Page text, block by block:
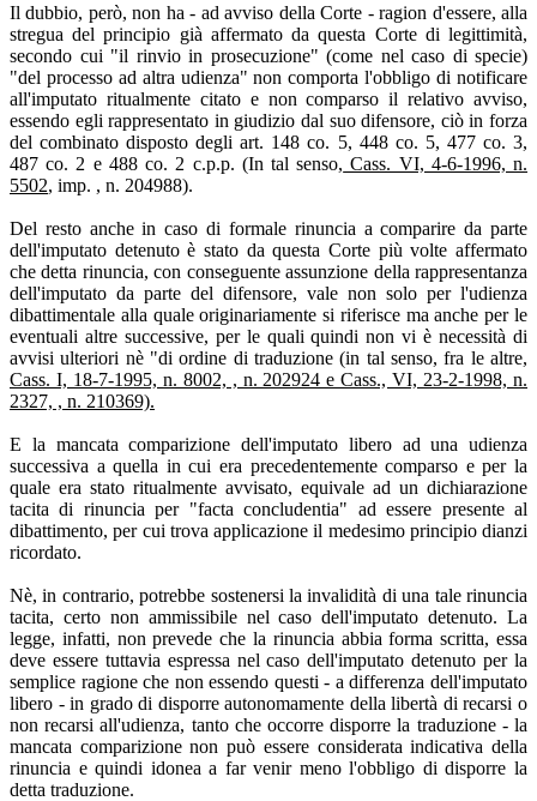
Il dubbio, però, non ha - ad avviso della Corte - ragion d'essere, alla
stregua del principio già affermato da questa Corte di legittimità,
secondo cui "il rinvio in prosecuzione" (come nel caso di specie)
"del processo ad altra udienza" non comporta l'obbligo di notificare
all'imputato ritualmente citato e non comparso il relativo avviso,
essendo egli rappresentato in giudizio dal suo difensore, ciò in forza
del combinato disposto degli art. 148 co. 5, 448 co. 5, 477 co. 3,
487 co. 2 e 488 co. 2 c.p.p. (In tal senso, Cass. VI, 4-6-1996, n.
5502, imp. , n. 204988).
Del resto anche in caso di formale rinuncia a comparire da parte
dell'imputato detenuto è stato da questa Corte più volte affermato
che detta rinuncia, con conseguente assunzione della rappresentanza
dell'imputato da parte del difensore, vale non solo per l'udienza
dibattimentale alla quale originariamente si riferisce ma anche per le
eventuali altre successive, per le quali quindi non vi è necessità di
avvisi ulteriori nè "di ordine di traduzione (in tal senso, fra le altre,
Cass. I, 18-7-1995, n. 8002, , n. 202924 e Cass., VI, 23-2-1998, n.
2327, , n. 210369).
E la mancata comparizione dell'imputato libero ad una udienza
successiva a quella in cui era precedentemente comparso e per la
quale era stato ritualmente avvisato, equivale ad un dichiarazione
tacita di rinuncia per "facta concludentia" ad essere presente al
dibattimento, per cui trova applicazione il medesimo principio dianzi
ricordato.
Nè, in contrario, potrebbe sostenersi la invalidità di una tale rinuncia
tacita, certo non ammissibile nel caso dell'imputato detenuto. La
legge, infatti, non prevede che la rinuncia abbia forma scritta, essa
deve essere tuttavia espressa nel caso dell'imputato detenuto per la
semplice ragione che non essendo questi - a differenza dell'imputato
libero - in grado di disporre autonomamente della libertà di recarsi o
non recarsi all'udienza, tanto che occorre disporre la traduzione - la
mancata comparizione non può essere considerata indicativa della
rinuncia e quindi idonea a far venir meno l'obbligo di disporre la
detta traduzione.